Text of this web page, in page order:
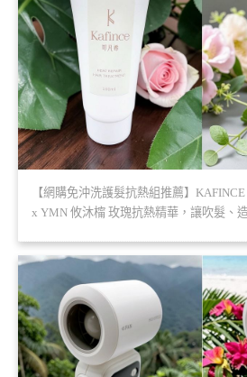
【網購免沖洗護髮抗熱組推薦】
x YMN 攸沐橣 玫瑰抗熱精華，讓吹髮、